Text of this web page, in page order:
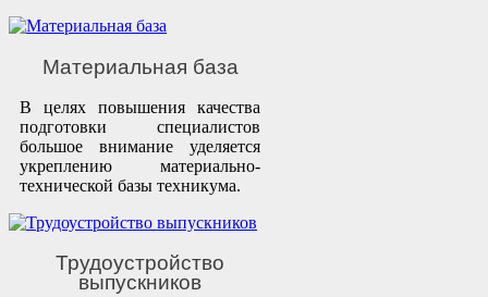
Материальная база
В целях повышения качества
подготовки специалистов
большое внимание уделяется
укреплению материально-
технической базы техникума.
Трудоустройство
выпускников